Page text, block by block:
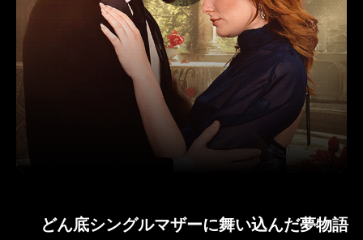
どん底シングルマザーに舞い込んだ夢物語